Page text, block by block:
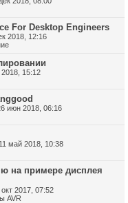
For Desktop Engineers
2018, 12:16
2018, 15:12
июн 2018, 06:16
11 май 2018, 10:38
на примере дисплея
2017, 07:52
AVR